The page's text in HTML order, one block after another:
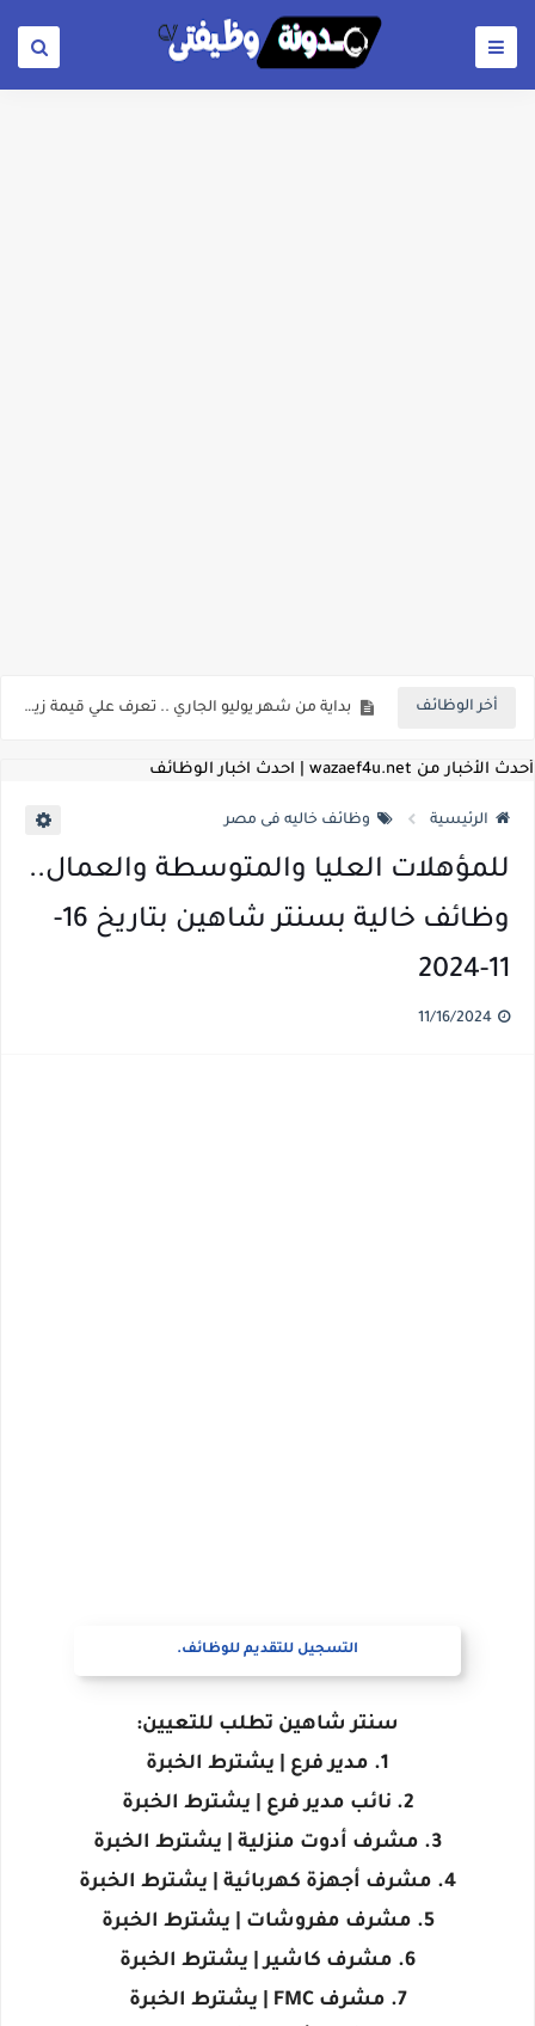
أخر الوظائف للمؤهلات العليا ..اعلان وظائف وزارة التنمية المحلية " اخصائي تخطيط - مهندس - اخصائي حاسبات - باحث قانوني " والتقديم الكتروني بتاريخ 15-7-2026
أحدث الأخبار من wazaef4u.net | احدث اخبار الوظائف
الرئيسية وظائف خاليه فى مصر
للمؤهلات العليا والمتوسطة والعمال..
وظائف خالية بسنتر شاهين بتاريخ 16-
11-2024
التسجيل للتقديم للوظائف.
سنتر شاهين تطلب للتعيين:
1. مدير فرع | يشترط الخبرة
2. نائب مدير فرع | يشترط الخبرة
3. مشرف أدوت منزلية | يشترط الخبرة
4. مشرف أجهزة كهربائية | يشترط الخبرة
5. مشرف مفروشات | يشترط الخبرة
6. مشرف كاشير | يشترط الخبرة
7. مشرف FMC | يشترط الخبرة